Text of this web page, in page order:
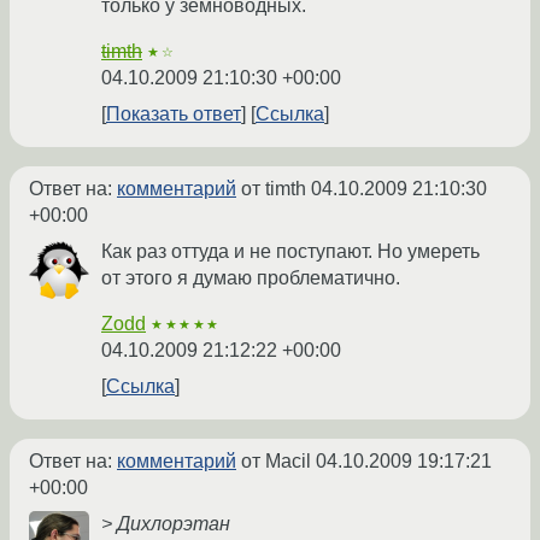
только у земноводных.
timth ★☆
04.10.2009 21:10:30 +00:00
Показать ответ
Ссылка
Ответ на: комментарий от timth 04.10.2009 21:10:30
+00:00
Как раз оттуда и не поступают. Но умереть
от этого я думаю проблематично.
Zodd ★★★★★
04.10.2009 21:12:22 +00:00
Ссылка
Ответ на: комментарий от Macil 04.10.2009 19:17:21
+00:00
> Дихлорэтан